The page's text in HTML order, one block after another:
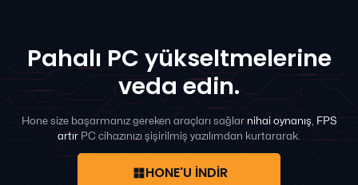
Pahalı PC yükseltmelerine
veda edin.
Hone size başarmanız gereken araçları sağlarnihai oynanış, FPS
artır PC cihazınızı şişirilmiş yazılımdan kurtararak.
HONE'U İNDİR